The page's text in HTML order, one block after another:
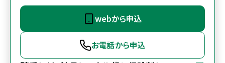
webから申込
お電話から申込